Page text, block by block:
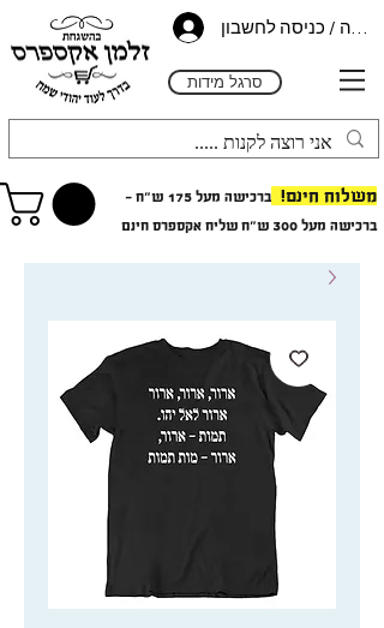
/ כניסה לחשבון
סרגל מידות
משלוח חינם!
ברכישה מעל 175 ש"ח -
ברכישה מעל 300 ש"ח שליח אקספרס חינם